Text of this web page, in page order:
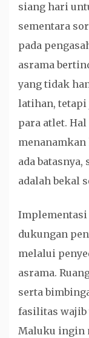
siang hari
sementara
pada
asrama
yang tidak
latihan,
para atlet.
ada
adalah bekal
dukungan
melalui
asrama.
serta
fasilitas wajib
Maluku ingin